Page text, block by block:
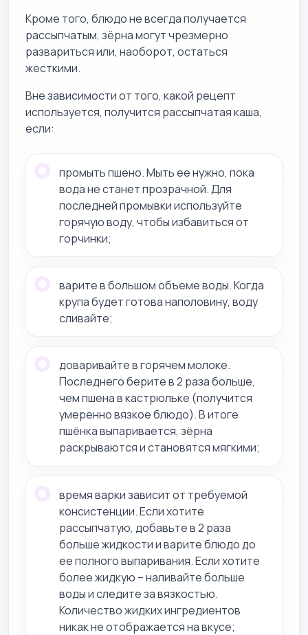
Кроме того, блюдо не всегда получается
рассыпчатым, зёрна могут чрезмерно
развариться или, наоборот, остаться
жесткими.
Вне зависимости от того, какой рецепт
используется, получится рассыпчатая каша,
если:
промыть пшено. Мыть ее нужно, пока
вода не станет прозрачной. Для
последней промывки используйте
горячую воду, чтобы избавиться от
горчинки;
варите в большом объеме воды. Когда
крупа будет готова наполовину, воду
сливайте;
доваривайте в горячем молоке.
Последнего берите в 2 раза больше,
чем пшена в кастрюльке (получится
умеренно вязкое блюдо). В итоге
пшёнка выпаривается, зёрна
раскрываются и становятся мягкими;
время варки зависит от требуемой
консистенции. Если хотите
рассыпчатую, добавьте в 2 раза
больше жидкости и варите блюдо до
ее полного выпаривания. Если хотите
более жидкую – наливайте больше
воды и следите за вязкостью.
Количество жидких ингредиентов
никак не отображается на вкусе;